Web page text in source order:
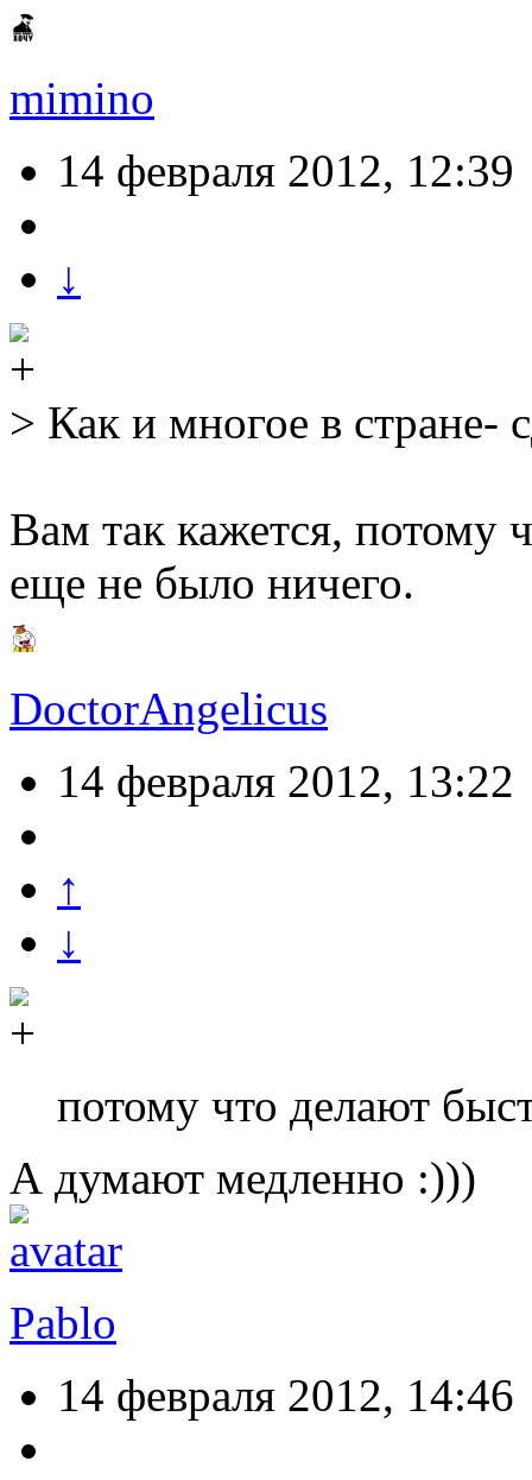
mimino
14 февраля 2012, 12:39
↓
> Как и многое в стране-
Вам так кажется, потому
еще не было ничего.
DoctorAngelicus
14 февраля 2012, 13:22
↑
↓
потому что делают
А думают медленно :)))
Pablo
14 февраля 2012, 14:46